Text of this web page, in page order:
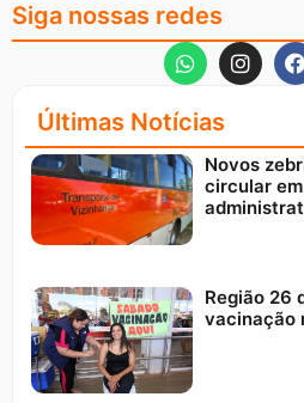
Siga nossas redes
Últimas Notícias
Novos
circular
Região 26
vacinação